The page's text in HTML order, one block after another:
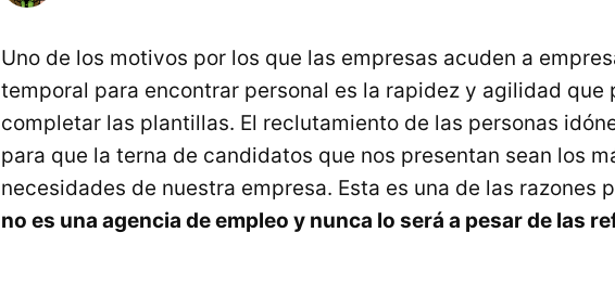
Uno de los motivos por los que las empresas acuden a
temporal para encontrar personal es la rapidez y agilidad que
completar las plantillas. El reclutamiento de las personas
para que la terna de candidatos que nos presentan sean los
necesidades de nuestra empresa. Esta es una de las razones
no es una agencia de empleo y nunca lo será a pesar de las